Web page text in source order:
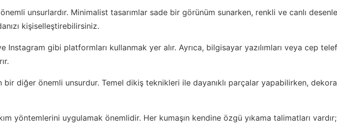
unsurlardır. Minimalist tasarımlar sade bir görünüm sunarken, renkli ve canlı
kişiselleştirebilirsiniz.
Instagram gibi platformları kullanmak yer alır. Ayrıca, bilgisayar yazılımları veya cep
bir diğer önemli unsurdur. Temel dikiş teknikleri ile dayanıklı parçalar yapabilirken,
yöntemlerini uygulamak önemlidir. Her kumaşın kendine özgü yıkama talimatları